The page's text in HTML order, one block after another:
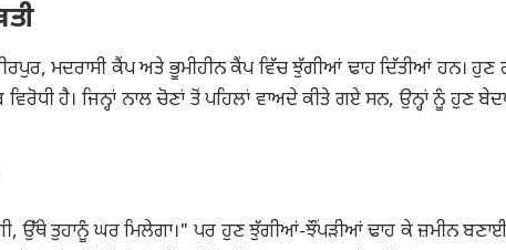
ਮਦਰਾਸੀ ਕੈਂਪ ਅਤੇ ਭੂਮੀਹੀਨ ਕੈਂਪ ਵਿੱਚ ਝੁੱਗੀਆਂ ਢਾਹ ਦਿੱਤੀਆਂ ਹਨ। ਹੁਣ
ਹੈ। ਜਿਨ੍ਹਾਂ ਨਾਲ ਚੋਣਾਂ ਤੋਂ ਪਹਿਲਾਂ ਵਾਅਦੇ ਕੀਤੇ ਗਏ ਸਨ, ਉਨ੍ਹਾਂ ਨੂੰ ਹੁਣ
ਉੱਥੇ ਤੁਹਾਨੂੰ ਘਰ ਮਿਲੇਗਾ।" ਪਰ ਹੁਣ ਝੁੱਗੀਆਂ-ਝੌਂਪੜੀਆਂ ਢਾਹ ਕੇ ਜ਼ਮੀਨ